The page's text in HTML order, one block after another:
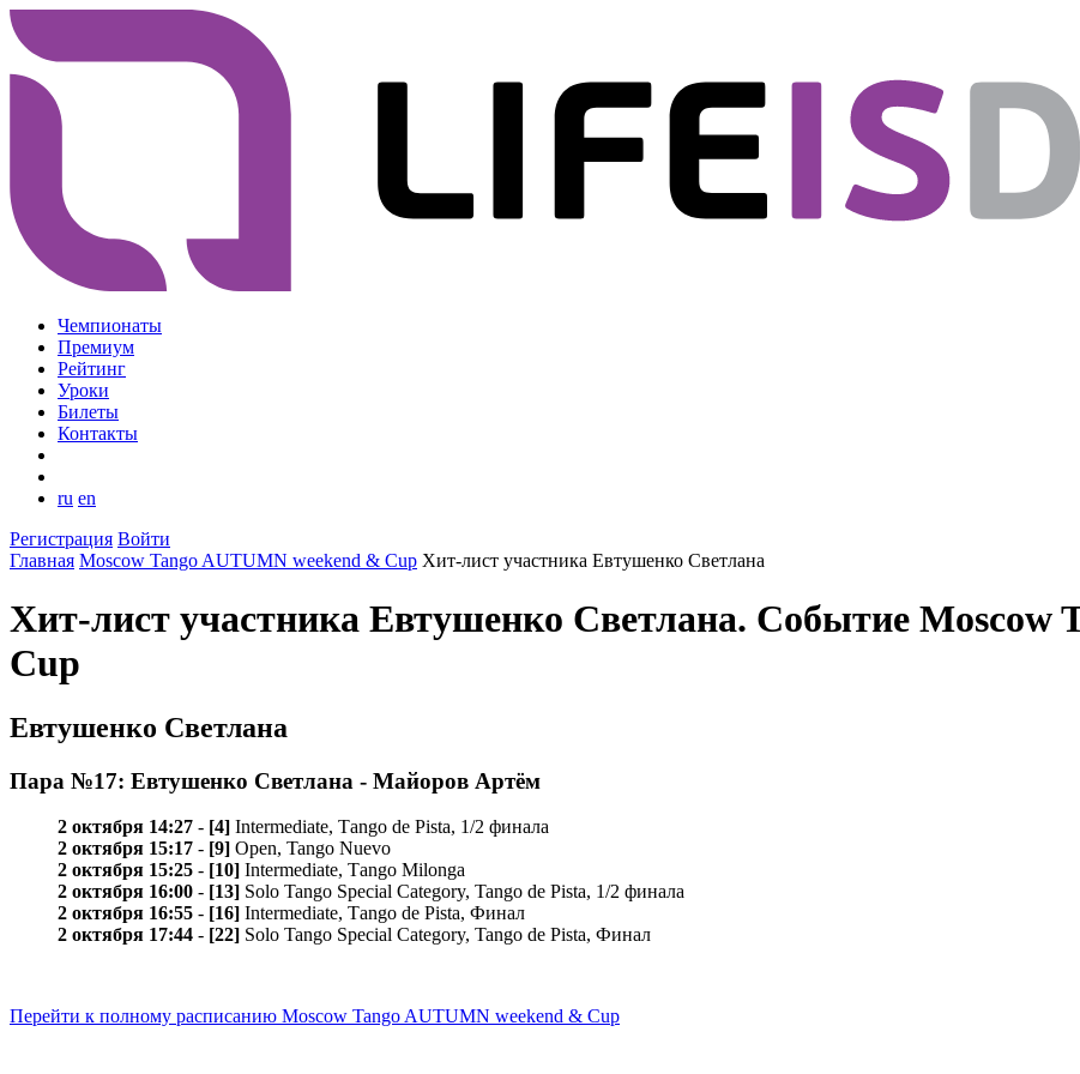
Чемпионаты
Премиум
Рейтинг
Уроки
Билеты
Контакты
ru en
Регистрация Войти
Главная Moscow Tango AUTUMN weekend & Cup Хит-лист участника Евтушенко Светлана
Хит-лист участника Евтушенко Светлана. Событие Moscow
Cup
Евтушенко Светлана
Пара №17: Евтушенко Светлана - Майоров Артём
2 октября 14:27 - [4] Intermediate, Таngo de Pista, 1/2 финала
2 октября 15:17 - [9] Open, Tango Nuevo
2 октября 15:25 - [10] Intermediate, Тango Milonga
2 октября 16:00 - [13] Solo Tango Special Category, Tango de Pista, 1/2 финала
2 октября 16:55 - [16] Intermediate, Таngo de Pista, Финал
2 октября 17:44 - [22] Solo Tango Special Category, Tango de Pista, Финал
Перейти к полному расписанию Moscow Tango AUTUMN weekend & Cup